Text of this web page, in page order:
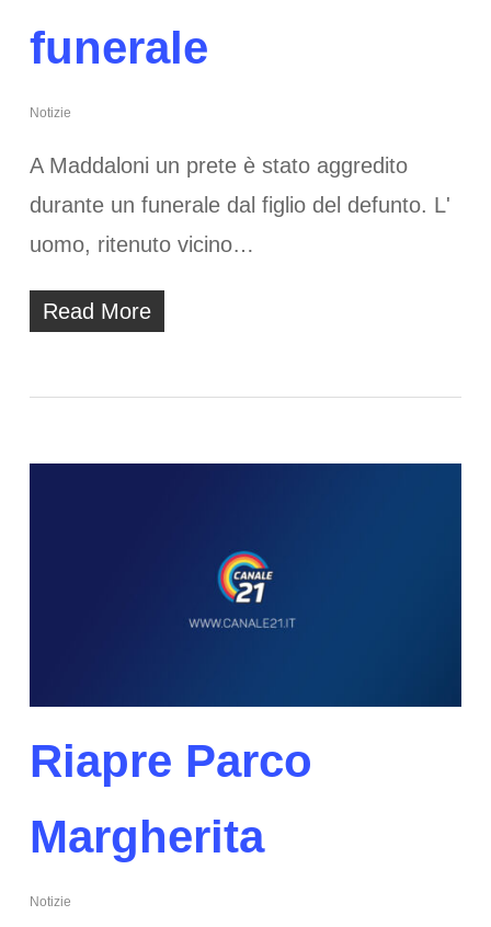
funerale
Notizie
A Maddaloni un prete è stato aggredito
durante un funerale dal figlio del defunto. L'
uomo, ritenuto vicino…
Read More
Riapre Parco
Margherita
Notizie